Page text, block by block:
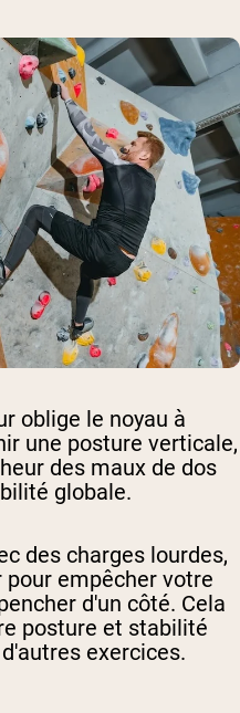
oblige le noyau à
une posture verticale,
des maux de dos
globale.
des charges lourdes,
pour empêcher votre
d'un côté. Cela
posture et stabilité
exercices.